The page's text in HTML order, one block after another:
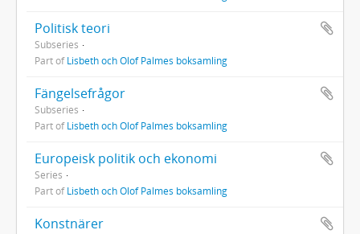
Politisk teori
Subseries
Part ofLisbeth och Olof Palmes boksamling
Fängelsefrågor
Subseries
Part ofLisbeth och Olof Palmes boksamling
Europeisk politik och ekonomi
Series
Part ofLisbeth och Olof Palmes boksamling
Konstnärer